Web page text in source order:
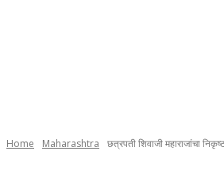
Home Maharashtra छत्रपती शिवाजी महाराजांचा